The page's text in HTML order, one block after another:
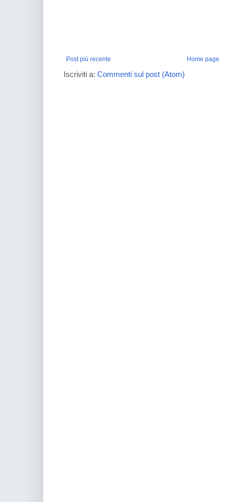
Post più recente Home page
Iscriviti a: Commenti sul post (Atom)